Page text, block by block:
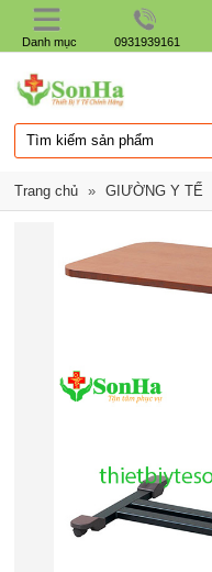
Danh mục 0931939161
Trang chủ » GIƯỜNG Y TẾ